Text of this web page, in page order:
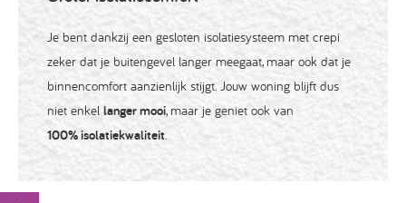
Je bent dankzij een gesloten isolatiesysteem met crepi
zeker dat je buitengevel langer meegaat, maar ook dat je
binnencomfort aanzienlijk stijgt. Jouw woning blijft dus
niet enkel langer mooi, maar je geniet ook van
100% isolatiekwaliteit.